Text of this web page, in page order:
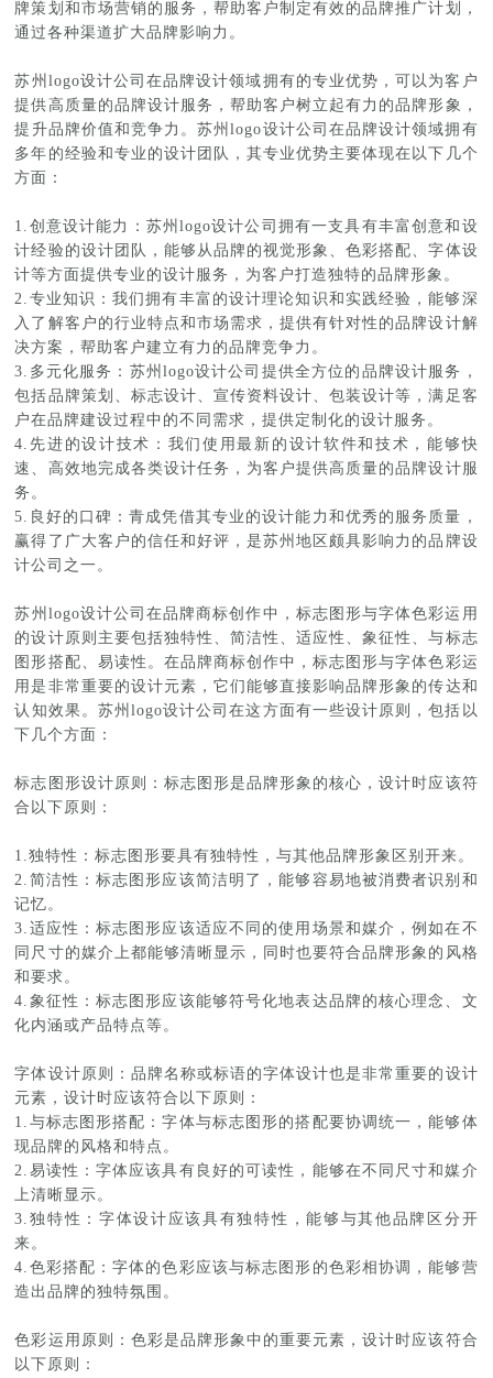
牌策划和市场营销的服务，帮助客户制定有效的品牌推广计划，
通过各种渠道扩大品牌影响力。
苏州logo设计公司在品牌设计领域拥有的专业优势，可以为客户
提供高质量的品牌设计服务，帮助客户树立起有力的品牌形象，
提升品牌价值和竞争力。苏州logo设计公司在品牌设计领域拥有
多年的经验和专业的设计团队，其专业优势主要体现在以下几个
方面：
1.创意设计能力：苏州logo设计公司拥有一支具有丰富创意和设
计经验的设计团队，能够从品牌的视觉形象、色彩搭配、字体设
计等方面提供专业的设计服务，为客户打造独特的品牌形象。
2.专业知识：我们拥有丰富的设计理论知识和实践经验，能够深
入了解客户的行业特点和市场需求，提供有针对性的品牌设计解
决方案，帮助客户建立有力的品牌竞争力。
3.多元化服务：苏州logo设计公司提供全方位的品牌设计服务，
包括品牌策划、标志设计、宣传资料设计、包装设计等，满足客
户在品牌建设过程中的不同需求，提供定制化的设计服务。
4.先进的设计技术：我们使用最新的设计软件和技术，能够快
速、高效地完成各类设计任务，为客户提供高质量的品牌设计服
务。
5.良好的口碑：青成凭借其专业的设计能力和优秀的服务质量，
赢得了广大客户的信任和好评，是苏州地区颇具影响力的品牌设
计公司之一。
苏州logo设计公司在品牌商标创作中，标志图形与字体色彩运用
的设计原则主要包括独特性、简洁性、适应性、象征性、与标志
图形搭配、易读性。在品牌商标创作中，标志图形与字体色彩运
用是非常重要的设计元素，它们能够直接影响品牌形象的传达和
认知效果。苏州logo设计公司在这方面有一些设计原则，包括以
下几个方面：
标志图形设计原则：标志图形是品牌形象的核心，设计时应该符
合以下原则：
1.独特性：标志图形要具有独特性，与其他品牌形象区别开来。
2.简洁性：标志图形应该简洁明了，能够容易地被消费者识别和
记忆。
3.适应性：标志图形应该适应不同的使用场景和媒介，例如在不
同尺寸的媒介上都能够清晰显示，同时也要符合品牌形象的风格
和要求。
4.象征性：标志图形应该能够符号化地表达品牌的核心理念、文
化内涵或产品特点等。
字体设计原则：品牌名称或标语的字体设计也是非常重要的设计
元素，设计时应该符合以下原则：
1.与标志图形搭配：字体与标志图形的搭配要协调统一，能够体
现品牌的风格和特点。
2.易读性：字体应该具有良好的可读性，能够在不同尺寸和媒介
上清晰显示。
3.独特性：字体设计应该具有独特性，能够与其他品牌区分开
来。
4.色彩搭配：字体的色彩应该与标志图形的色彩相协调，能够营
造出品牌的独特氛围。
色彩运用原则：色彩是品牌形象中的重要元素，设计时应该符合
以下原则：